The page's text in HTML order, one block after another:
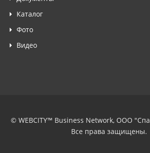
Каталог
Фото
Видео
© WEBCITY™ Business Network, ООО
Все права защищены.